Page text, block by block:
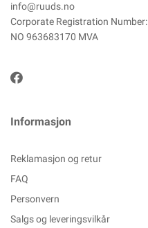
info@ruuds.no
Corporate Registration Number:
NO 963683170 MVA
Informasjon
Reklamasjon og retur
FAQ
Personvern
Salgs og leveringsvilkår